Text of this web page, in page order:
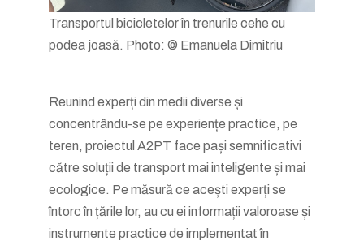
Transportul bicicletelor în trenurile cehe cu
podea joasă. Photo: © Emanuela Dimitriu
Reunind experți din medii diverse și
concentrându-se pe experiențe practice, pe
teren, proiectul A2PT face pași semnificativi
către soluții de transport mai inteligente și mai
ecologice. Pe măsură ce acești experți se
întorc în țările lor, au cu ei informații valoroase și
instrumente practice de implementat în